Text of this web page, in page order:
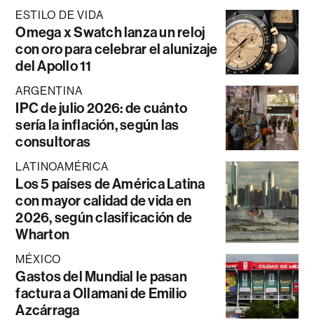
ESTILO DE VIDA
Omega x Swatch lanza un reloj
con oro para celebrar el alunizaje
del Apollo 11
ARGENTINA
IPC de julio 2026: de cuánto
sería la inflación, según las
consultoras
LATINOAMÉRICA
Los 5 países de América Latina
con mayor calidad de vida en
2026, según clasificación de
Wharton
MÉXICO
Gastos del Mundial le pasan
factura a Ollamani de Emilio
Azcárraga